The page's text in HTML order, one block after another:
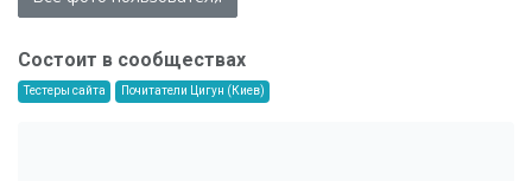
Состоит в сообществах
Тестеры сайта Почитатели Цигун (Киев)